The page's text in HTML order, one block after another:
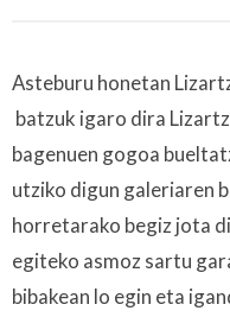
Asteburu honetan
batzuk igaro dira
bagenuen gogoa
utziko digun galeriaren
horretarako begiz jota
egiteko asmoz sartu
bibakean lo egin eta